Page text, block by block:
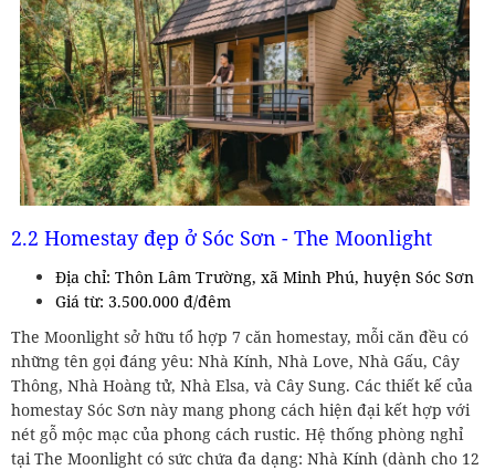
2.2 Homestay đẹp ở Sóc Sơn - The Moonlight
Địa chỉ: Thôn Lâm Trường, xã Minh Phú, huyện Sóc Sơn
Giá từ: 3.500.000 đ/đêm
The Moonlight sở hữu tổ hợp 7 căn homestay, mỗi căn đều có
những tên gọi đáng yêu: Nhà Kính, Nhà Love, Nhà Gấu, Cây
Thông, Nhà Hoàng tử, Nhà Elsa, và Cây Sung. Các thiết kế của
homestay Sóc Sơn này mang phong cách hiện đại kết hợp với
nét gỗ mộc mạc của phong cách rustic. Hệ thống phòng nghỉ
tại The Moonlight có sức chứa đa dạng: Nhà Kính (dành cho 12